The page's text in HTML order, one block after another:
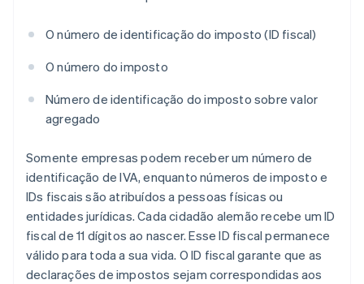
O número de identificação do imposto (ID fiscal)
O número do imposto
Número de identificação do imposto sobre valor
agregado
Somente empresas podem receber um número de
identificação de IVA, enquanto números de imposto e
IDs fiscais são atribuídos a pessoas físicas ou
entidades jurídicas. Cada cidadão alemão recebe um ID
fiscal de 11 dígitos ao nascer. Esse ID fiscal permanece
válido para toda a sua vida. O ID fiscal garante que as
declarações de impostos sejam correspondidas aos